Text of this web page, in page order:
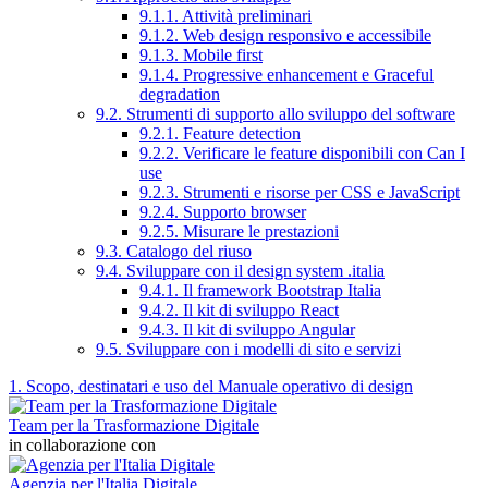
9.1.1. Attività preliminari
9.1.2. Web design responsivo e accessibile
9.1.3. Mobile first
9.1.4. Progressive enhancement e Graceful
degradation
9.2. Strumenti di supporto allo sviluppo del software
9.2.1. Feature detection
9.2.2. Verificare le feature disponibili con Can I
use
9.2.3. Strumenti e risorse per CSS e JavaScript
9.2.4. Supporto browser
9.2.5. Misurare le prestazioni
9.3. Catalogo del riuso
9.4. Sviluppare con il design system .italia
9.4.1. Il framework Bootstrap Italia
9.4.2. Il kit di sviluppo React
9.4.3. Il kit di sviluppo Angular
9.5. Sviluppare con i modelli di sito e servizi
1. Scopo, destinatari e uso del Manuale operativo di design
Team per la Trasformazione Digitale
in collaborazione con
Agenzia per l'Italia Digitale